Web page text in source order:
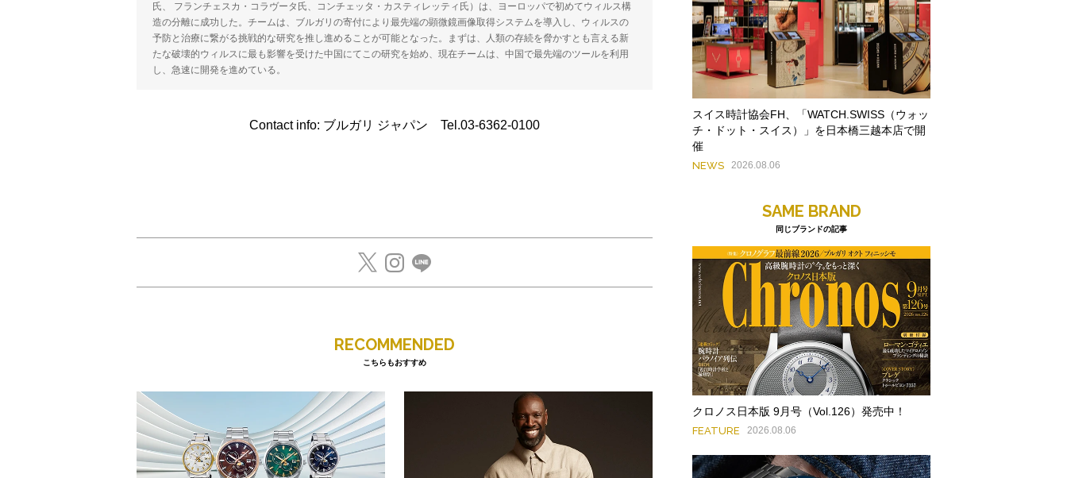
氏、 フランチェスカ・コラヴータ氏、コンチェッタ・カスティレッティ氏）は、ヨーロッパで初めてウィルス構
造の分離に成功した。チームは、ブルガリの寄付により最先端の顕微鏡画像取得システムを導入し、ウィルスの
予防と治療に繋がる挑戦的な研究を推し進めることが可能となった。まずは、人類の存続を脅かすとも言える新
たな破壊的ウィルスに最も影響を受けた中国にてこの研究を始め、現在チームは、中国で最先端のツールを利用
し、急速に開発を進めている。
Contact info: ブルガリ ジャパン Tel.03-6362-0100
RECOMMENDED
こちらもおすすめ
スイス時計協会FH、「WATCH.SWISS（ウォッ
チ・ドット・スイス）」を日本橋三越本店で開
催
NEWS 2026.08.06
SAME BRAND
同じブランドの記事
クロノス日本版 9月号（Vol.126）発売中！
FEATURE 2026.08.06